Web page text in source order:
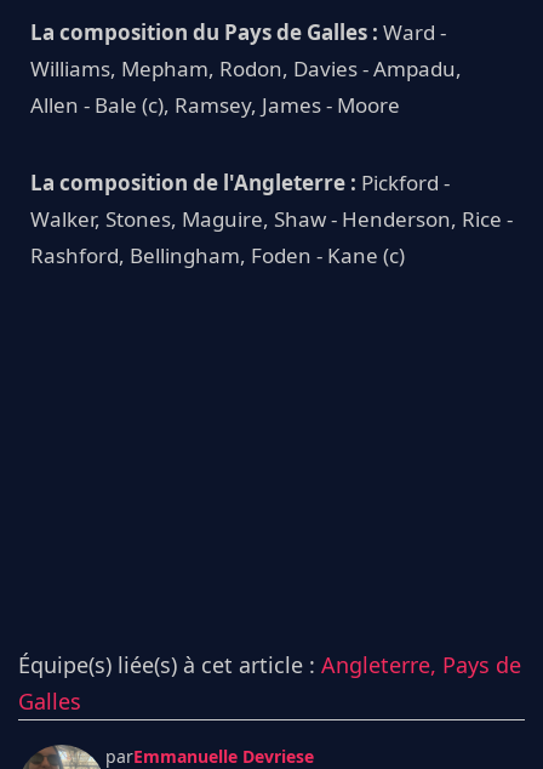
La composition du Pays de Galles : Ward -
Williams, Mepham, Rodon, Davies - Ampadu,
Allen - Bale (c), Ramsey, James - Moore
La composition de l'Angleterre : Pickford -
Walker, Stones, Maguire, Shaw - Henderson, Rice -
Rashford, Bellingham, Foden - Kane (c)
Équipe(s) liée(s) à cet article : Angleterre, Pays de
Galles
parEmmanuelle Devriese